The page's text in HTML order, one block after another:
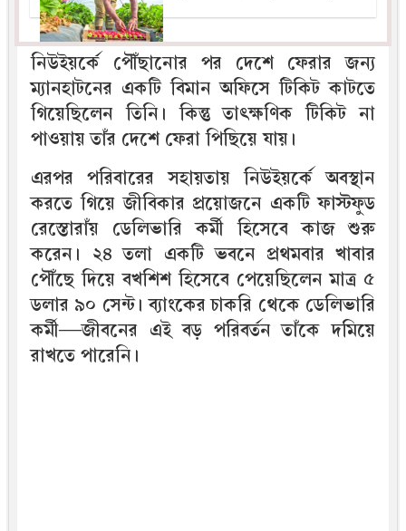
নিউইয়র্কে পৌঁছানোর পর দেশে ফেরার জন্য
ম্যানহাটনের একটি বিমান অফিসে টিকিট কাটতে
গিয়েছিলেন তিনি। কিন্তু তাৎক্ষণিক টিকিট না
পাওয়ায় তাঁর দেশে ফেরা পিছিয়ে যায়।
এরপর পরিবারের সহায়তায় নিউইয়র্কে অবস্থান
করতে গিয়ে জীবিকার প্রয়োজনে একটি ফাস্টফুড
রেস্তোরাঁয় ডেলিভারি কর্মী হিসেবে কাজ শুরু
করেন। ২৪ তলা একটি ভবনে প্রথমবার খাবার
পৌঁছে দিয়ে বখশিশ হিসেবে পেয়েছিলেন মাত্র ৫
ডলার ৯০ সেন্ট। ব্যাংকের চাকরি থেকে ডেলিভারি
কর্মী—জীবনের এই বড় পরিবর্তন তাঁকে দমিয়ে
রাখতে পারেনি।